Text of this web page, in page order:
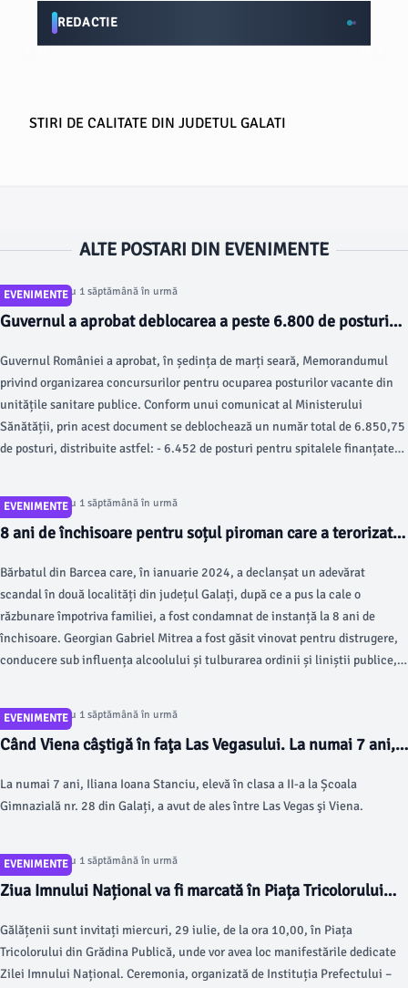
REDACTIE
STIRI DE CALITATE DIN JUDETUL GALATI
ALTE POSTARI DIN EVENIMENTE
EVENIMENTE
Articol postat cu 1 săptămână în urmă
Guvernul a aprobat deblocarea a peste 6.800 de posturi
Miercuri, 29 Iulie 2026 07:30
Guvernul României a aprobat, în ședința de marți seară, Memorandumul
privind organizarea concursurilor pentru ocuparea posturilor vacante din
unitățile sanitare publice. Conform unui comunicat al Ministerului
Sănătății, prin acest document se deblochează un număr total de 6.850,75
de posturi, distribuite astfel: - 6.452 de posturi pentru spitalele finanțate
EVENIMENTE
Articol postat cu 1 săptămână în urmă
8 ani de închisoare pentru soțul piroman care a terorizat
în familie Scris de Beatrice Dumitriu Miercuri, 29 Iulie
2026 00:00
Bărbatul din Barcea care, în ianuarie 2024, a declanșat un adevărat
scandal în două localități din județul Galați, după ce a pus la cale o
răzbunare împotriva familiei, a fost condamnat de instanță la 8 ani de
închisoare. Georgian Gabriel Mitrea a fost găsit vinovat pentru distrugere,
conducere sub influența alcoolului și tulburarea ordinii și liniștii publice,
EVENIMENTE
Articol postat cu 1 săptămână în urmă
Când Viena câştigă în faţa Las Vegasului. La numai 7 ani,
acorduri de pian Scris de Anca Melinte Marți, 28 Iulie
2026 21:32
La numai 7 ani, Iliana Ioana Stanciu, elevă în clasa a II-a la Școala
Gimnazială nr. 28 din Galați, a avut de ales între Las Vegas şi Viena.
EVENIMENTE
Articol postat cu 1 săptămână în urmă
Ziua Imnului Național va fi marcată în Piața Tricolorului
18:00
Gălățenii sunt invitați miercuri, 29 iulie, de la ora 10,00, în Piața
Tricolorului din Grădina Publică, unde vor avea loc manifestările dedicate
Zilei Imnului Național. Ceremonia, organizată de Instituția Prefectului –